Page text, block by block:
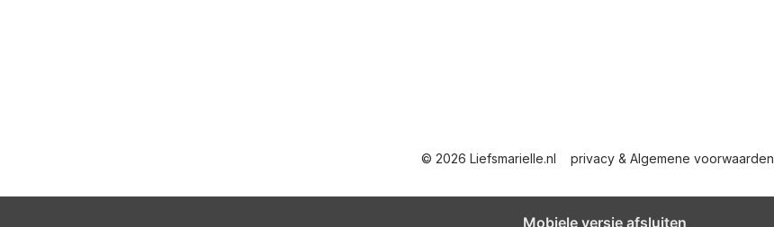
© 2026 Liefsmarielle.nl privacy & Algemene voorwaarden
Mobiele versie afsluiten